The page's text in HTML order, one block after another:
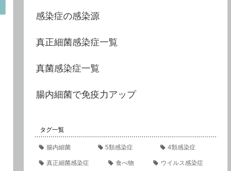
感染症の感染源
真正細菌感染症一覧
真菌感染症一覧
腸内細菌で免疫力アップ
タグ一覧
腸内細菌 5類感染症 4類感染症
真正細菌感染症 食べ物 ウイルス感染症